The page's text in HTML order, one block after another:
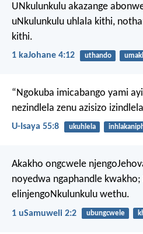
UNkulunkulu akazange
uNkulunkulu uhlala kithi,
kithi.
1 kaJohane 4:12 uthando
“Ngokuba imicabango yami
nezindlela zenu azisizo
U-Isaya 55:8 ukuhlela
Akakho ongcwele
noyedwa ngaphandle kwakho;
elinjengoNkulunkulu wethu.
1 uSamuweli 2:2 ubungcwele